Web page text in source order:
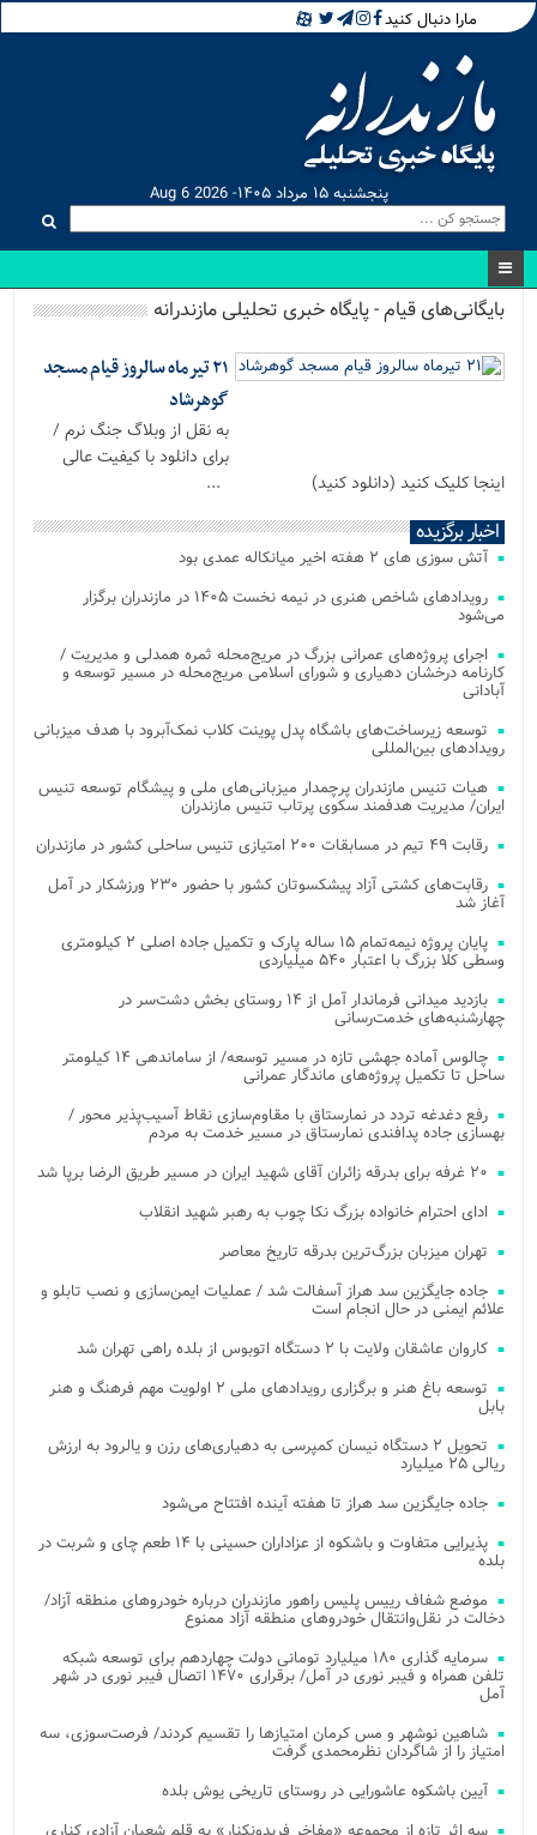
مارا دنبال کنید
پنجشنبه ۱۵ مرداد ۱۴۰۵- Aug 6 2026
بایگانی‌های قیام - پایگاه خبری تحلیلی مازندرانه
۲۱ تیرماه سالروز قیام مسجد
گوهرشاد
به نقل از وبلاگ جنگ نرم /
برای دانلود با کیفیت عالی
اینجا کلیک کنید (دانلود کنید) ...
اخبار برگزیده
آتش‌ سوزی‌ های ۲ هفته اخیر میانکاله عمدی بود
رویدادهای شاخص هنری در نیمه نخست ۱۴۰۵ در مازندران برگزار
می‌شود
اجرای پروژه‌های عمرانی بزرگ در مریج‌محله ثمره همدلی و مدیریت /
کارنامه درخشان دهیاری و شورای اسلامی مریج‌محله در مسیر توسعه و
آبادانی
توسعه زیرساخت‌های باشگاه پدل پوینت کلاب نمک‌آبرود با هدف میزبانی
رویدادهای بین‌المللی
هیات تنیس مازندران پرچمدار میزبانی‌های ملی و پیشگام توسعه تنیس
ایران/ مدیریت هدفمند سکوی پرتاب تنیس مازندران
رقابت ۴۹ تیم در مسابقات ۲۰۰ امتیازی تنیس ساحلی کشور در مازندران
رقابت‌های کشتی آزاد پیشکسوتان کشور با حضور ۲۳۰ ورزشکار در آمل
آغاز شد
پایان پروژه نیمه‌تمام ۱۵ ساله پارک و تکمیل جاده اصلی ۲ کیلومتری
وسطی کلا بزرگ با اعتبار ۵۴۰ میلیاردی
بازدید میدانی فرماندار آمل از ۱۴ روستای بخش دشت‌سر در
چهارشنبه‌های خدمت‌رسانی
چالوس آماده جهشی تازه در مسیر توسعه/ از ساماندهی ۱۴ کیلومتر
ساحل تا تکمیل پروژه‌های ماندگار عمرانی
رفع دغدغه تردد در نمارستاق با مقاوم‌سازی نقاط آسیب‌پذیر محور /
بهسازی جاده پدافندی نمارستاق در مسیر خدمت به مردم
۲۰ غرفه برای بدرقه زائران آقای شهید ایران در مسیر طریق الرضا برپا شد
ادای احترام خانواده بزرگ نکا چوب به رهبر شهید انقلاب
تهران میزبان بزرگ‌ترین بدرقه تاریخ معاصر
جاده جایگزین سد هراز آسفالت شد / عملیات ایمن‌سازی و نصب تابلو و
علائم ایمنی در حال انجام است
کاروان عاشقان ولایت با ۲ دستگاه اتوبوس از بلده راهی تهران شد
توسعه باغ هنر و برگزاری رویدادهای ملی ۲ اولویت مهم فرهنگ و هنر
بابل
تحویل ۲ دستگاه نیسان کمپرسی به دهیاری‌های رزن و یالرود به ارزش
ریالی ۲۵ میلیارد
جاده جایگزین سد هراز تا هفته آینده افتتاح می‌شود
پذیرایی متفاوت و باشکوه از عزاداران حسینی با ۱۴ طعم چای و شربت در
بلده
موضع شفاف رییس پلیس راهور مازندران درباره خودروهای منطقه آزاد/
دخالت در نقل‌وانتقال خودروهای منطقه آزاد ممنوع
سرمایه گذاری ۱۸۰ میلیارد تومانی دولت چهاردهم برای توسعه شبکه
تلفن همراه و فیبر نوری در آمل/ برقراری ۱۴۷۰ اتصال فیبر نوری در شهر
آمل
شاهین نوشهر و مس کرمان امتیازها را تقسیم کردند/ فرصت‌سوزی، سه
امتیاز را از شاگردان نظرمحمدی گرفت
آیین باشکوه عاشورایی در روستای تاریخی یوش بلده